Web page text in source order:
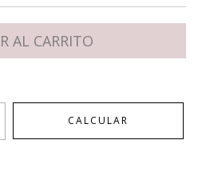
CALCULAR